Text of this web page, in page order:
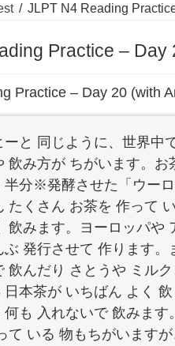
/ JLPT N4 Reading
Practice –
Practice – Day 20 (with
ーと 同じように、世界中
飲み方が ちがいます。お
半分※発酵させた「ウー
たくさん お茶を 作って
飲みます。ヨーロッパや
ぶ 発行させて 作ります
飲んだり さとうや ミル
本茶が いちばん よく
何も 入れないで 飲みます
て いる 物もちがいます